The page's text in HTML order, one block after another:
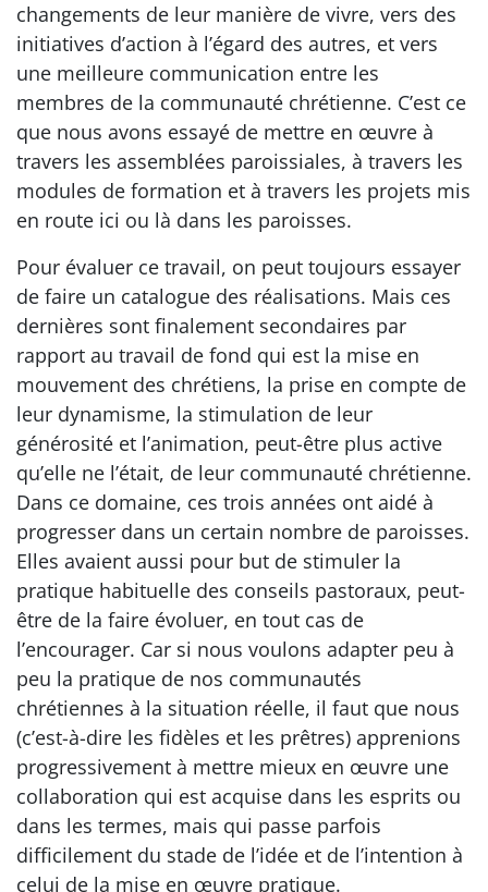
changements de leur manière de vivre, vers des
initiatives d’action à l’égard des autres, et vers
une meilleure communication entre les
membres de la communauté chrétienne. C’est ce
que nous avons essayé de mettre en œuvre à
travers les assemblées paroissiales, à travers les
modules de formation et à travers les projets mis
en route ici ou là dans les paroisses.
Pour évaluer ce travail, on peut toujours essayer
de faire un catalogue des réalisations. Mais ces
dernières sont finalement secondaires par
rapport au travail de fond qui est la mise en
mouvement des chrétiens, la prise en compte de
leur dynamisme, la stimulation de leur
générosité et l’animation, peut-être plus active
qu’elle ne l’était, de leur communauté chrétienne.
Dans ce domaine, ces trois années ont aidé à
progresser dans un certain nombre de paroisses.
Elles avaient aussi pour but de stimuler la
pratique habituelle des conseils pastoraux, peut-
être de la faire évoluer, en tout cas de
l’encourager. Car si nous voulons adapter peu à
peu la pratique de nos communautés
chrétiennes à la situation réelle, il faut que nous
(c’est-à-dire les fidèles et les prêtres) apprenions
progressivement à mettre mieux en œuvre une
collaboration qui est acquise dans les esprits ou
dans les termes, mais qui passe parfois
difficilement du stade de l’idée et de l’intention à
celui de la mise en œuvre pratique.